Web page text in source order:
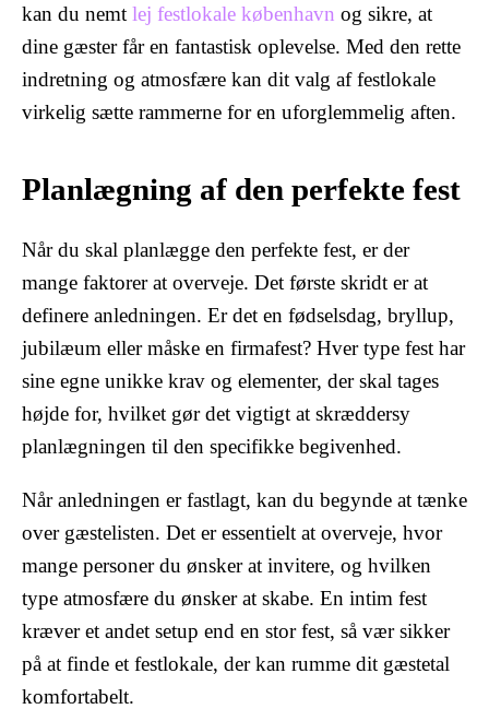
kan du nemt lej festlokale københavn og sikre, at
dine gæster får en fantastisk oplevelse. Med den rette
indretning og atmosfære kan dit valg af festlokale
virkelig sætte rammerne for en uforglemmelig aften.
Planlægning af den perfekte fest
Når du skal planlægge den perfekte fest, er der
mange faktorer at overveje. Det første skridt er at
definere anledningen. Er det en fødselsdag, bryllup,
jubilæum eller måske en firmafest? Hver type fest har
sine egne unikke krav og elementer, der skal tages
højde for, hvilket gør det vigtigt at skræddersy
planlægningen til den specifikke begivenhed.
Når anledningen er fastlagt, kan du begynde at tænke
over gæstelisten. Det er essentielt at overveje, hvor
mange personer du ønsker at invitere, og hvilken
type atmosfære du ønsker at skabe. En intim fest
kræver et andet setup end en stor fest, så vær sikker
på at finde et festlokale, der kan rumme dit gæstetal
komfortabelt.